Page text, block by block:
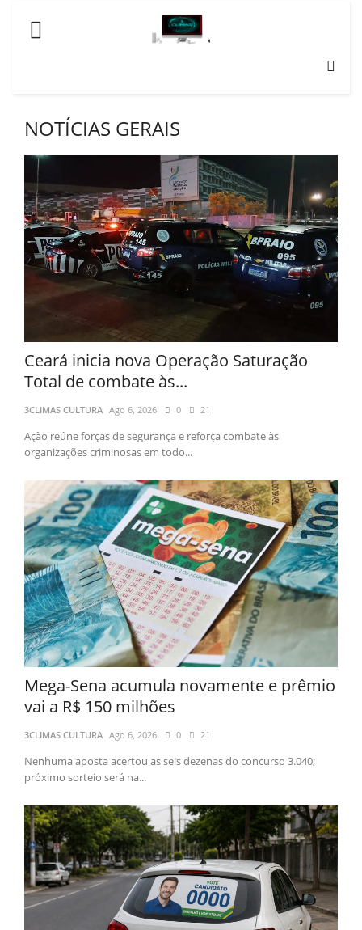
NOTÍCIAS GERAIS
Ceará inicia nova Operação Saturação
Total de combate às...
3CLIMAS CULTURA Ago 6, 2026 0 21
Ação reúne forças de segurança e reforça combate às
organizações criminosas em todo...
Mega-Sena acumula novamente e prêmio
vai a R$ 150 milhões
3CLIMAS CULTURA Ago 6, 2026 0 21
Nenhuma aposta acertou as seis dezenas do concurso 3.040;
próximo sorteio será na...